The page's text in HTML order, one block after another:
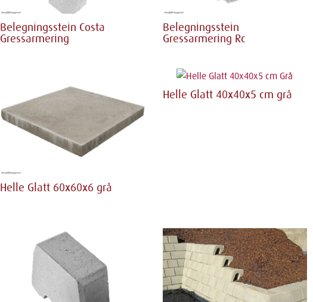
Belegningsstein Costa
Gressarmering
Belegningsstein
Gressarmering Rc
Helle Glatt 60x60x6 grå
Helle Glatt 40x40x5 cm grå